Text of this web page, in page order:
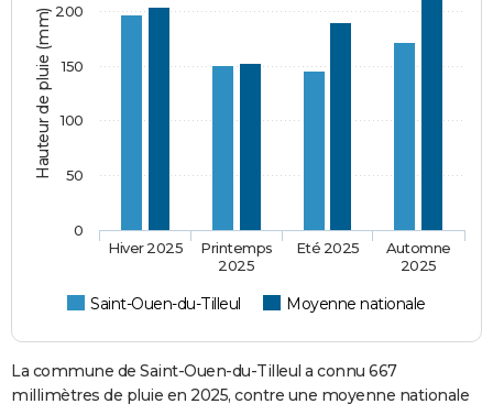
Hauteur de pluie (mm)
Saint-Ouen-du-Tilleul Moyenne nationale
Hiver 2025
Printemps
2025
Eté 2025
Automne
2025
0
50
100
150
200
La commune de Saint-Ouen-du-Tilleul a connu 667
millimètres de pluie en 2025, contre une moyenne nationale